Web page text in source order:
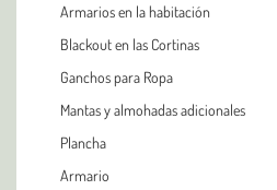
Armarios en la habitación
Blackout en las Cortinas
Ganchos para Ropa
Mantas y almohadas adicionales
Plancha
Armario